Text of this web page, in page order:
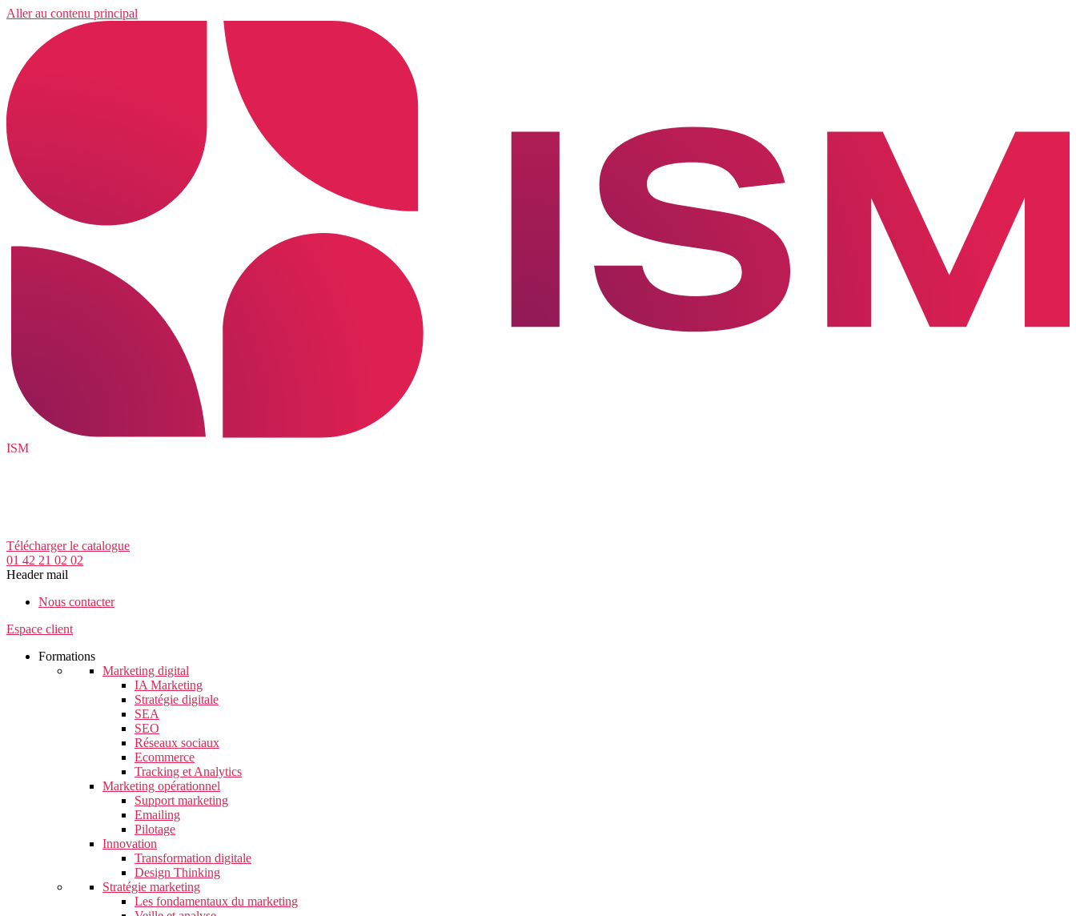
Aller au contenu principal
ISM
Télécharger le catalogue
01 42 21 02 02
Header mail
Nous contacter
Espace client
Formations
Marketing digital
IA Marketing
Stratégie digitale
SEA
SEO
Réseaux sociaux
Ecommerce
Tracking et Analytics
Marketing opérationnel
Support marketing
Emailing
Pilotage
Innovation
Transformation digitale
Design Thinking
Stratégie marketing
Les fondamentaux du marketing